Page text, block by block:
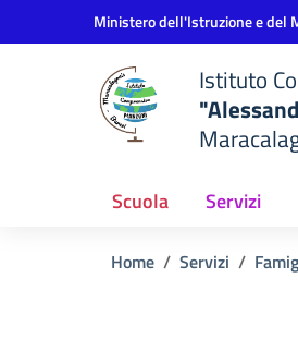
Vai ai contenuti
Vai al menu di navigazioneMinistero dell'Istruzione e del
Istituto
Scuola Servizi
Home Servizi